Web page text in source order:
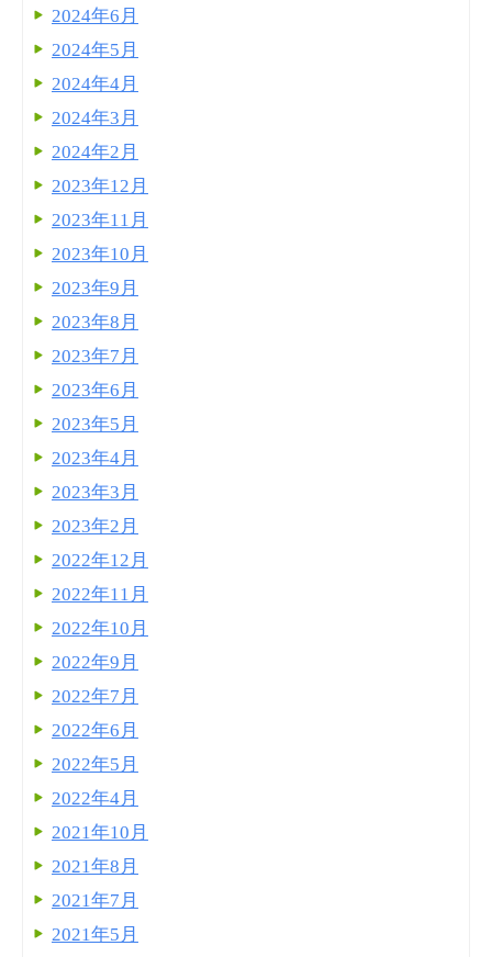
2024年6月
2024年5月
2024年4月
2024年3月
2024年2月
2023年12月
2023年11月
2023年10月
2023年9月
2023年8月
2023年7月
2023年6月
2023年5月
2023年4月
2023年3月
2023年2月
2022年12月
2022年11月
2022年10月
2022年9月
2022年7月
2022年6月
2022年5月
2022年4月
2021年10月
2021年8月
2021年7月
2021年5月